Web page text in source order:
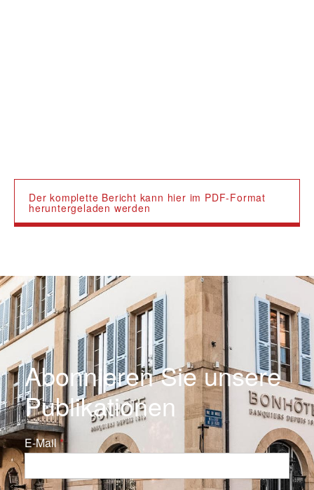
Der komplette Bericht kann hier im PDF-Format
heruntergeladen werden
Abonnieren Sie unsere
Publikationen
E-Mail